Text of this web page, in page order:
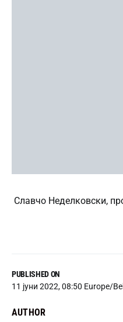
PUBLISHED ON
11 јуни 2022, 08:50 Europe/
AUTHOR
Славчо Неделковски,